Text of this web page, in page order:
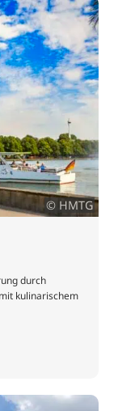
© HMTG
durch
kulinarischem